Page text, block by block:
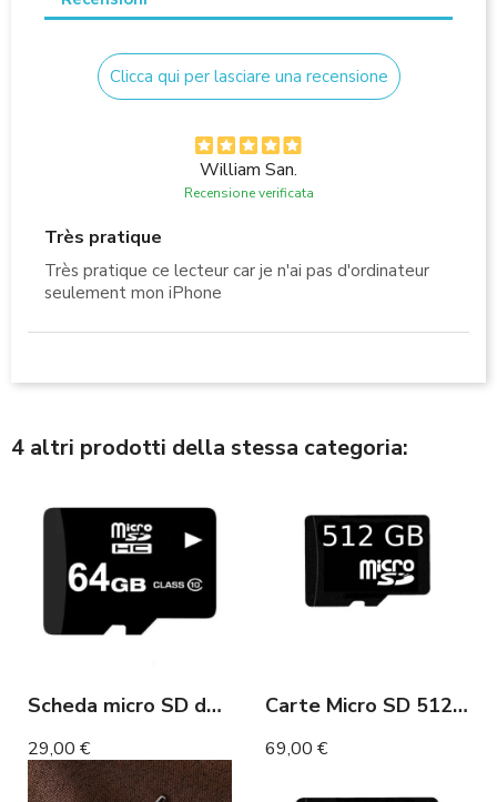
Clicca qui per lasciare una recensione
William San.
Recensione verificata
Très pratique
Très pratique ce lecteur car je n'ai pas d'ordinateur
seulement mon iPhone
4 altri prodotti della stessa categoria:
Scheda micro SD da 64 GB
29,00 €
Carte Micro SD 512 Go
69,00 €